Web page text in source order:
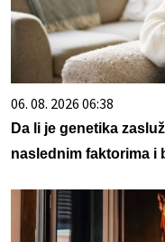
06. 08. 2026 06:38
Da li je genetika
naslednim faktorima i